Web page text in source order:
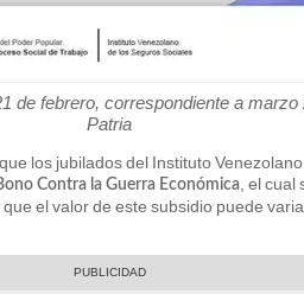
de febrero, correspondiente a
Patria
los jubilados del Instituto
Contra la Guerra Económica, el cual
el valor de este subsidio puede